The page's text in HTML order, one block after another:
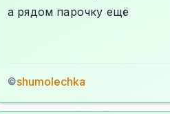
а рядом парочку ещё
©shumolechka